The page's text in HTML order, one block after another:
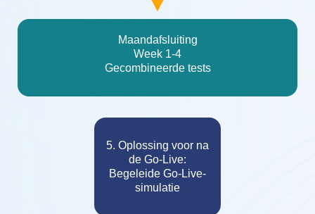
Maandafsluiting
Week 1-4
Gecombineerde tests
5. Oplossing voor na
de Go-Live:
Begeleide Go-Live-
simulatie